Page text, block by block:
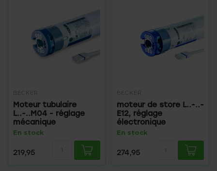
BECKER
Moteur tubulaire
L..-..M04 - réglage
mécanique
En stock
219,95
BECKER
moteur de store L..-..-
E12, réglage
électronique
En stock
274,95